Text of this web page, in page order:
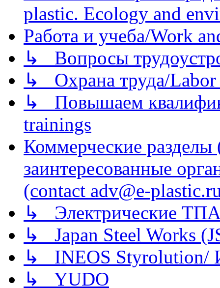
plastic. Ecology and
Работа и учеба/Work
↳ Вопросы
↳ Охрана труда/Labor
↳ Повышаем
trainings
Коммерческие
заинтересованные
(contact adv@e-
↳ Электрические
↳ Japan Steel Works
↳ INEOS
↳ YUDO